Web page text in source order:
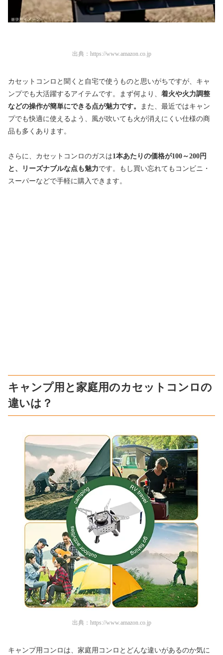
出典： https://www.amazon.co.jp
カセットコンロと聞くと自宅で使うものと思いがちですが、キャ
ンプでも大活躍するアイテムです。まず何より、 着火や火力調整
などの操作が簡単にできる点が魅力です。
また、最近ではキャン
プでも快適に使えるよう、風が吹いても火が消えにくい仕様の商
品も多くあります。
さらに、カセットコンロのガスは1本あたりの価格が100～200円
と、リーズナブルな点も魅力です。もし買い忘れてもコンビニ・
スーパーなどで手軽に購入できます。
キャンプ用と家庭用のカセットコンロの
違いは？
出典： https://www.amazon.co.jp
キャンプ用コンロは、家庭用コンロとどんな違いがあるのか気に